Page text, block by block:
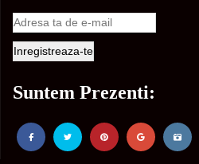
Suntem Prezenti: